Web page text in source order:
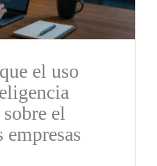
el uso
el